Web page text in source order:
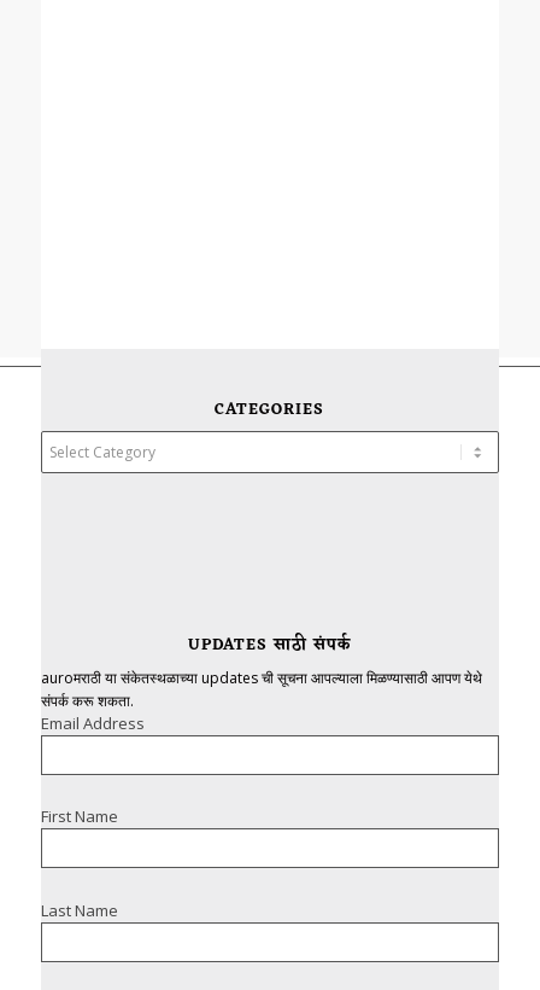
CATEGORIES
Categories
UPDATES साठी संपर्क
auroमराठी या संकेतस्थळाच्या updates ची सूचना आपल्याला मिळण्यासाठी आपण येथे
संपर्क करू शकता.
Email Address
First Name
Last Name